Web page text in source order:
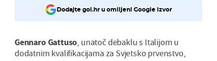
Dodajte gol.hr u omiljeni Google izvor
Gennaro Gattuso, unatoč debaklu s Italijom u
dodatnim kvalifikacijama za Svjetsko prvenstvo,